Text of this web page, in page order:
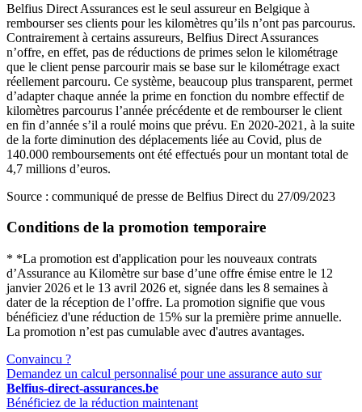
Belfius Direct Assurances est le seul assureur en Belgique à
rembourser ses clients pour les kilomètres qu’ils n’ont pas parcourus.
Contrairement à certains assureurs, Belfius Direct Assurances
n’offre, en effet, pas de réductions de primes selon le kilométrage
que le client pense parcourir mais se base sur le kilométrage exact
réellement parcouru. Ce système, beaucoup plus transparent, permet
d’adapter chaque année la prime en fonction du nombre effectif de
kilomètres parcourus l’année précédente et de rembourser le client
en fin d’année s’il a roulé moins que prévu. En 2020-2021, à la suite
de la forte diminution des déplacements liée au Covid, plus de
140.000 remboursements ont été effectués pour un montant total de
4,7 millions d’euros.
Source : communiqué de presse de Belfius Direct du 27/09/2023
Conditions de la promotion temporaire
* *La promotion est d'application pour les nouveaux contrats
d’Assurance au Kilomètre sur base d’une offre émise entre le 12
janvier 2026 et le 13 avril 2026 et, signée dans les 8 semaines à
dater de la réception de l’offre. La promotion signifie que vous
bénéficiez d'une réduction de 15% sur la première prime annuelle.
La promotion n’est pas cumulable avec d'autres avantages.
Convaincu ?
Demandez un calcul personnalisé pour une assurance auto sur
Belfius-direct-assurances.be
Bénéficiez de la réduction maintenant